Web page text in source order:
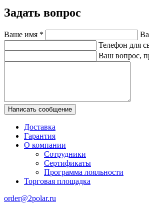
Задать вопрос
Ваше имя *
Телефон для
Ваш вопрос,
Написать сообщение
Доставка
Гарантия
О компании
Сотрудники
Сертификаты
Программа лояльности
Торговая площадка
order@2polar.ru